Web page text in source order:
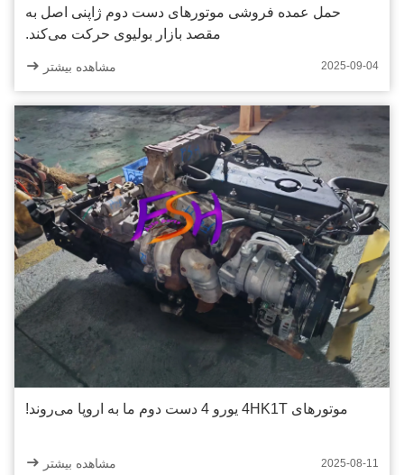
حمل عمده فروشی موتورهای دست دوم ژاپنی اصل به
مقصد بازار بولیوی حرکت می‌کند.
2025-09-04 مشاهده بیشتر
موتورهای 4HK1T یورو 4 دست دوم ما به اروپا می‌روند!
2025-08-11 مشاهده بیشتر